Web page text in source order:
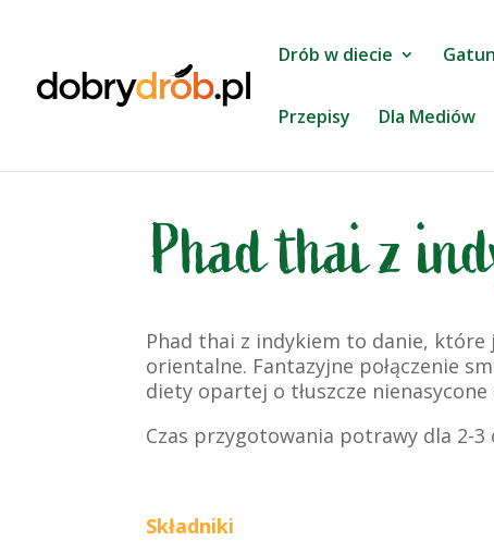
Drób w diecie
Przepisy Dla Mediów
Phad thai z
Phad thai z indykiem to danie, które
orientalne. Fantazyjne połączenie
diety opartej o tłuszcze
Czas przygotowania potrawy dla 2-
Składniki